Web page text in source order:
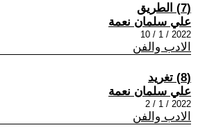
(7) الطريق
علي سلمان نعمة
2022 / 1 / 10
الادب والفن
(8) تغريد
علي سلمان نعمة
2022 / 1 / 2
الادب والفن